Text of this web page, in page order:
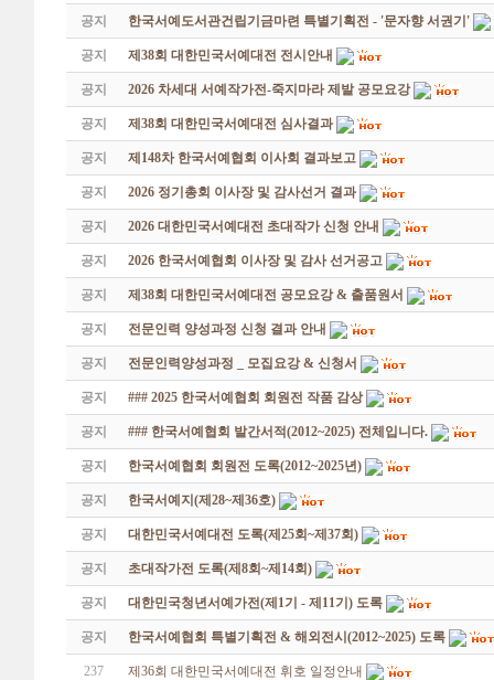
공지 한국서예도서관건립기금마련 특별기획전 - '문자향 서권기'
공지 제38회 대한민국서예대전 전시안내
공지 2026 차세대 서예작가전-죽지마라 제발 공모요강
공지 제38회 대한민국서예대전 심사결과
공지 제148차 한국서예협회 이사회 결과보고
공지 2026 정기총회 이사장 및 감사선거 결과
공지 2026 대한민국서예대전 초대작가 신청 안내
공지 2026 한국서예협회 이사장 및 감사 선거공고
공지 제38회 대한민국서예대전 공모요강 & 출품원서
공지 전문인력 양성과정 신청 결과 안내
공지 전문인력양성과정 _ 모집요강 & 신청서
공지 ### 2025 한국서예협회 회원전 작품 감상
공지 ### 한국서예협회 발간서적(2012~2025) 전체입니다.
공지 한국서예협회 회원전 도록(2012~2025년)
공지 한국서예지(제28~제36호)
공지 대한민국서예대전 도록(제25회~제37회)
공지 초대작가전 도록(제8회~제14회)
공지 대한민국청년서예가전(제1기 - 제11기) 도록
공지 한국서예협회 특별기획전 & 해외전시(2012~2025) 도록
237 제36회 대한민국서예대전 휘호 일정안내